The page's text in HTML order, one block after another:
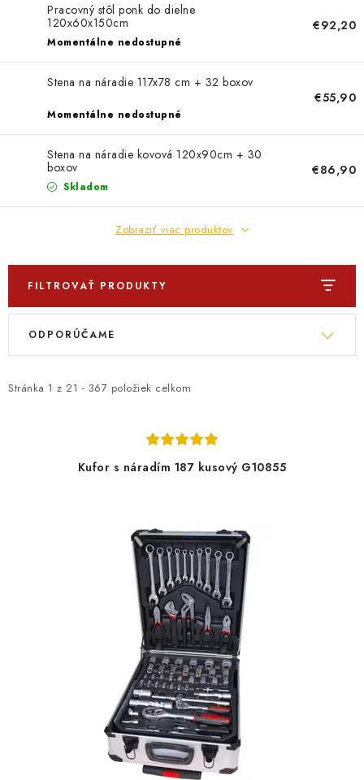
Pracovný stôl ponk do dielne
120x60x150cm
Momentálne nedostupné
€92,20
Stena na náradie 117x78 cm + 32 boxov
Momentálne nedostupné
€55,90
Stena na náradie kovová 120x90cm + 30
boxov
Skladom
€86,90
Zobraziť viac produktov
FILTROVAŤ PRODUKTY
V
i
Stránka 1 z 21 - 367 položiek celkom
R
e
ODPORÚČAME
Kufor s náradím 187 kusový G10855